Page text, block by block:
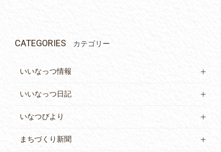
CATEGORIES カテゴリー
いいなっつ情報
いいなっつ日記
いなつびより
まちづくり新聞